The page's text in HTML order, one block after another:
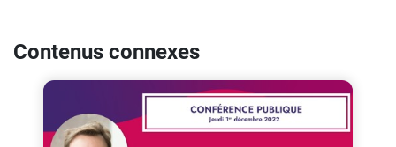
Contenus connexes